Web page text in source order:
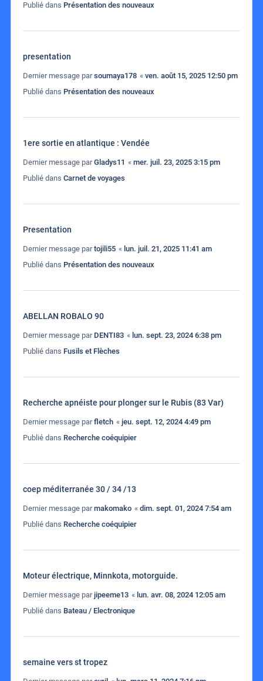
Publié dans Présentation des nouveaux
presentation
Dernier message parsoumaya178 « ven. août 15, 2025 12:50 pm
Publié dans Présentation des nouveaux
1ere sortie en atlantique : Vendée
Dernier message parGladys11 « mer. juil. 23, 2025 3:15 pm
Publié dans Carnet de voyages
Presentation
Dernier message partojili55 « lun. juil. 21, 2025 11:41 am
Publié dans Présentation des nouveaux
ABELLAN ROBALO 90
Dernier message par DENTI83 « lun. sept. 23, 2024 6:38 pm
Publié dans Fusils et Flèches
Recherche apnéiste pour plonger sur le Rubis (83 Var)
Dernier message parfletch « jeu. sept. 12, 2024 4:49 pm
Publié dans Recherche coéquipier
coep méditerranée 30 / 34 /13
Dernier message parmakomako « dim. sept. 01, 2024 7:54 am
Publié dans Recherche coéquipier
Moteur électrique, Minnkota, motorguide.
Dernier message parjipeeme13 « lun. avr. 08, 2024 12:05 am
Publié dans Bateau / Electronique
semaine vers st tropez